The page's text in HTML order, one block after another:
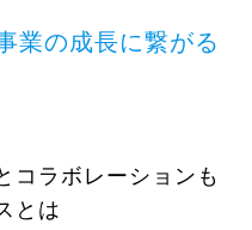
業の成長に繋がる
コラボレーションも
とは